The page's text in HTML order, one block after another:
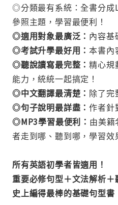
◎分類最有系統：全書分成
參照主題，學習最便利！
◎適用對象最廣泛： 內容基
◎考試升學最好用：本書內
◎聽說讀寫最完整：精心規
能力，統統一起搞定！
◎中文翻譯最清楚： 除了完
◎句子說明最詳盡：作者針
◎MP3學習最便利： 由美
者走到哪、聽到哪，學習效
所有英語初學者皆適用！
重要必修句型＋文法解析
史上編得最棒的基礎句型書